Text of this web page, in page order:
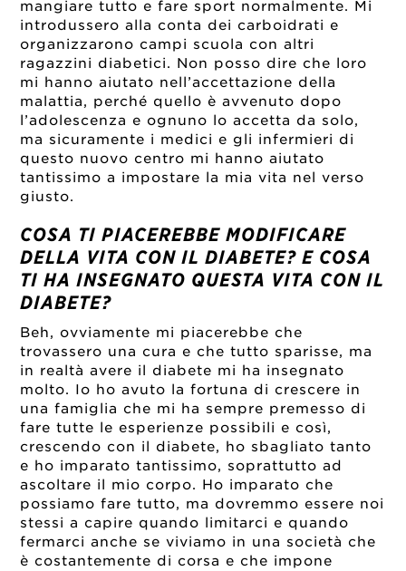
mangiare tutto e fare sport normalmente. Mi
introdussero alla conta dei carboidrati e
organizzarono campi scuola con altri
ragazzini diabetici. Non posso dire che loro
mi hanno aiutato nell’accettazione della
malattia, perché quello è avvenuto dopo
l’adolescenza e ognuno lo accetta da solo,
ma sicuramente i medici e gli infermieri di
questo nuovo centro mi hanno aiutato
tantissimo a impostare la mia vita nel verso
giusto.
COSA TI PIACEREBBE MODIFICARE
DELLA VITA CON IL DIABETE? E COSA
TI HA INSEGNATO QUESTA VITA CON IL
DIABETE?
Beh, ovviamente mi piacerebbe che
trovassero una cura e che tutto sparisse, ma
in realtà avere il diabete mi ha insegnato
molto. Io ho avuto la fortuna di crescere in
una famiglia che mi ha sempre premesso di
fare tutte le esperienze possibili e così,
crescendo con il diabete, ho sbagliato tanto
e ho imparato tantissimo, soprattutto ad
ascoltare il mio corpo. Ho imparato che
possiamo fare tutto, ma dovremmo essere noi
stessi a capire quando limitarci e quando
fermarci anche se viviamo in una società che
è costantemente di corsa e che impone